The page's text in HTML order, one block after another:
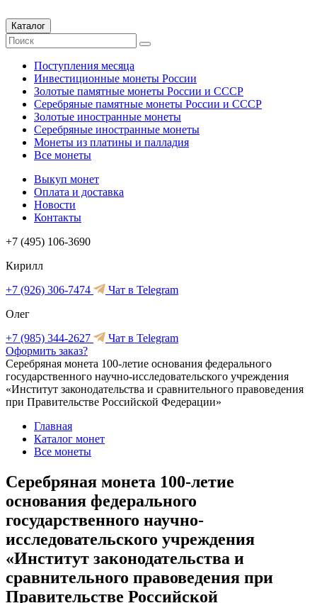
Каталог
Поступления месяца
Инвестиционные монеты России
Золотые памятные монеты России и СССР
Серебряные памятные монеты России и СССР
Золотые иностранные монеты
Серебряные иностранные монеты
Монеты из платины и палладия
Все монеты
Выкуп монет
Оплата и доставка
Новости
Контакты
+7 (495) 106-3690
Кирилл
+7 (926) 306-7474
Чат в Telegram
Олег
+7 (985) 344-2627
Чат в Telegram
Оформить заказ?
Серебряная монета 100-летие основания федерального
государственного научно-исследовательского учреждения
«Институт законодательства и сравнительного правоведения
при Правительстве Российской Федерации»
Главная
Каталог монет
Все монеты
Серебряная монета 100-летие
основания федерального
государственного научно-
исследовательского учреждения
«Институт законодательства и
сравнительного правоведения при
Правительстве Российской